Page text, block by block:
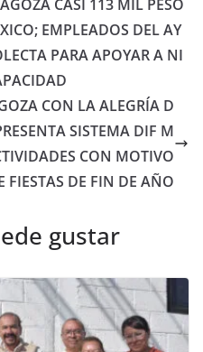
CASI 113 MIL PESO
EMPLEADOS DEL AY
PARA APOYAR A NI
CON LA ALEGRÍA D
SISTEMA DIF M
CON MOTIVO
FIESTAS DE FIN DE AÑO
gustar